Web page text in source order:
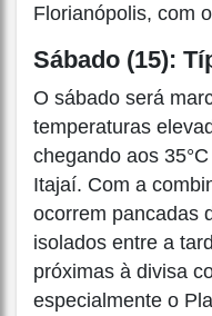
Florianópolis, com
Sábado (15):
O sábado será
temperaturas
chegando aos
Itajaí. Com a
ocorrem pancadas
isolados entre a
próximas à divisa
especialmente o